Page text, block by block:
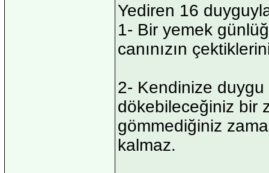
Yediren 16
1- Bir yemek
canınızın
2- Kendinize
dökebileceğiniz bir
gömmediğiniz
kalmaz.